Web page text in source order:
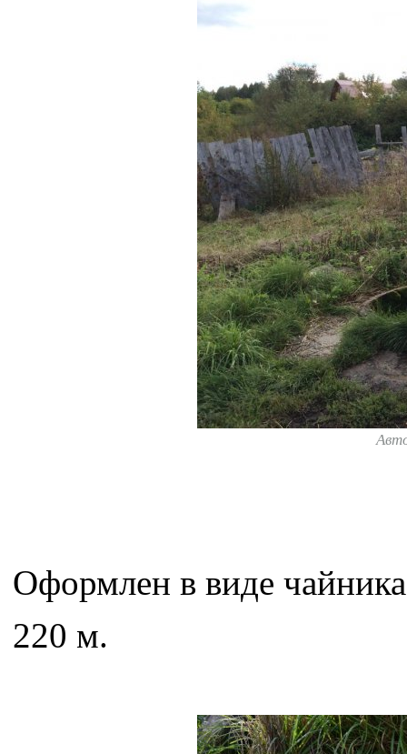
Оформлен в виде
220 м.